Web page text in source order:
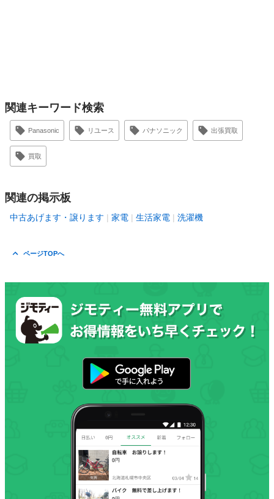
関連キーワード検索
Panasonic リユース パナソニック 出張買取
買取
関連の掲示板
中古あげます・譲ります 家電 生活家電 洗濯機
ページTOPへ